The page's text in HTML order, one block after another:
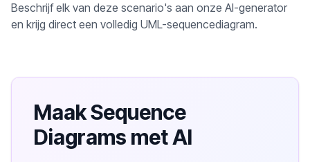
Beschrijf elk van deze scenario's aan onze AI-generator
en krijg direct een volledig UML-sequencediagram.
Maak Sequence
Diagrams met AI